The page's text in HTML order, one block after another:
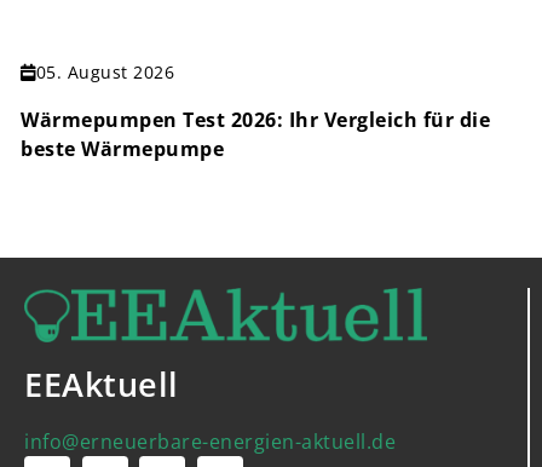
05. August 2026
Wärmepumpen Test 2026: Ihr Vergleich für die
beste Wärmepumpe
EEAktuell
info@erneuerbare-energien-aktuell.de